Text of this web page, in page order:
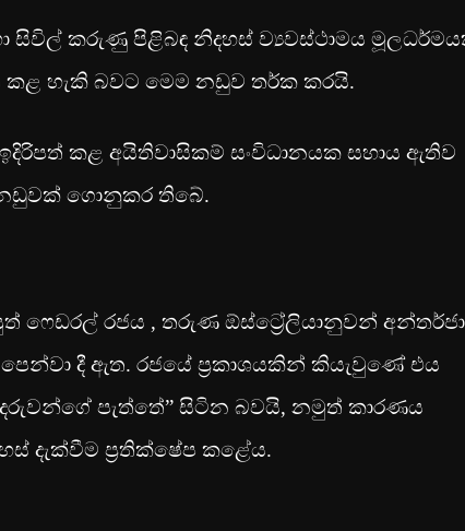
සිවිල් කරුණු පිළිබඳ නිදහස් ව්‍යවස්ථාමය
කළ හැකි බවට මෙම නඩුව තර්ක කරයි.
කළ අයිතිවාසිකම් සංවිධානයක සහාය ඇතිව
ගොනුකර තිබේ.
ෆෙඩරල් රජය , තරුණ ඕස්ට්‍රේලියානුවන්
දී ඇත. රජයේ ප්‍රකාශයකින් කියැවුණේ එය
දරුවන්ගේ පැත්තේ” සිටින බවයි, නමුත් කාරණය
දැක්වීම ප්‍රතික්ෂේප කළේය.